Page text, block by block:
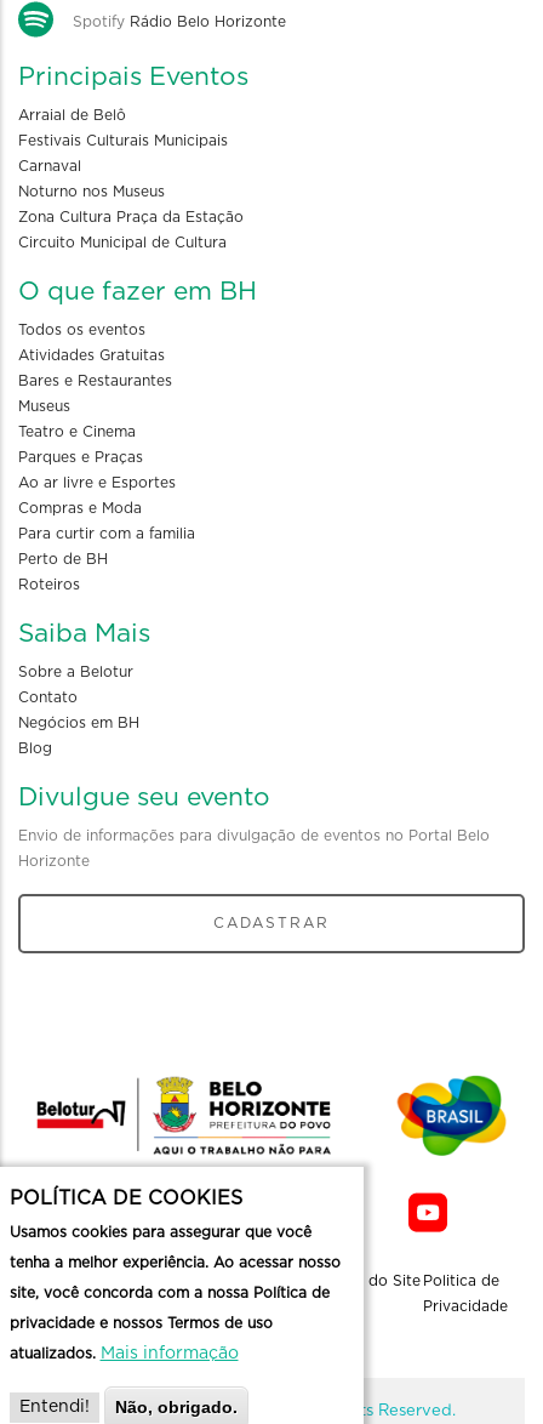
Spotify Rádio Belo Horizonte
Principais Eventos
Arraial de Belô
Festivais Culturais Municipais
Carnaval
Noturno nos Museus
Zona Cultura Praça da Estação
Circuito Municipal de Cultura
O que fazer em BH
Todos os eventos
Atividades Gratuitas
Bares e Restaurantes
Museus
Teatro e Cinema
Parques e Praças
Ao ar livre e Esportes
Compras e Moda
Para curtir com a familia
Perto de BH
Roteiros
Saiba Mais
Sobre a Belotur
Contato
Negócios em BH
Blog
Divulgue seu evento
Envio de informações para divulgação de eventos no Portal Belo
Horizonte
CADASTRAR
Mapa do Site Politica de
Privacidade
@ Copyright Belotur 2026. All Rights Reserved.
POLÍTICA DE COOKIES
Usamos cookies para assegurar que você
tenha a melhor experiência. Ao acessar nosso
site, você concorda com a nossa Política de
privacidade e nossos Termos de uso
atualizados. Mais informação
Entendi! Não, obrigado.